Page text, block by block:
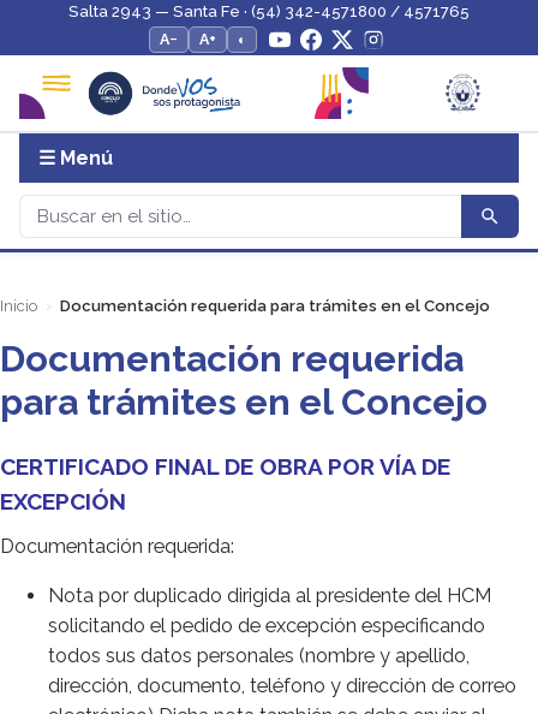
Salta 2943 — Santa Fe · (54) 342-4571800 / 4571765
A−
A+ ◐
☰ Menú
Inicio Documentación requerida para trámites en el Concejo
Documentación requerida
para trámites en el Concejo
CERTIFICADO FINAL DE OBRA POR VÍA DE
EXCEPCIÓN
Documentación requerida:
Nota por duplicado dirigida al presidente del HCM
solicitando el pedido de excepción especificando
todos sus datos personales (nombre y apellido,
dirección, documento, teléfono y dirección de correo